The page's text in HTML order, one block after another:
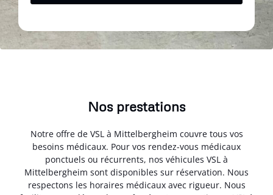
Nos prestations
Notre offre de VSL à Mittelbergheim couvre tous vos
besoins médicaux. Pour vos rendez-vous médicaux
ponctuels ou récurrents, nos véhicules VSL à
Mittelbergheim sont disponibles sur réservation. Nous
respectons les horaires médicaux avec rigueur. Nous